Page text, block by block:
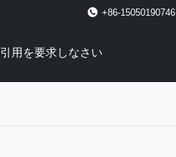
+86-15050190746
引用を要求しなさい